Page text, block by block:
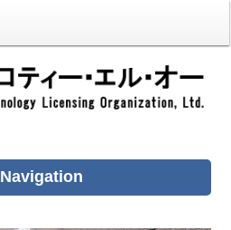
Navigation